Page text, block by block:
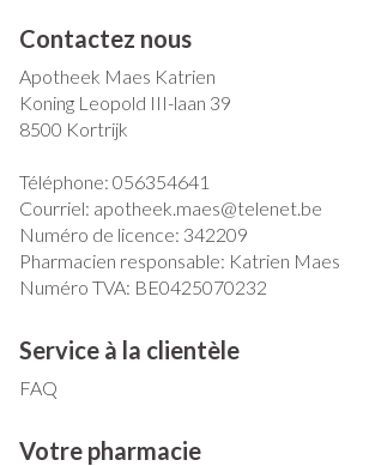
Contactez nous
Apotheek Maes Katrien
Koning Leopold III-laan 39
8500 Kortrijk
Téléphone: 056354641
Courriel: apotheek.maes@telenet.be
Numéro de licence: 342209
Pharmacien responsable: Katrien Maes
Numéro TVA: BE0425070232
Service à la clientèle
FAQ
Votre pharmacie